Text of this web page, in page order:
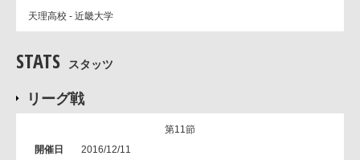
天理高校 - 近畿大学
STATS スタッツ
リーグ戦
第11節
2016/12/11